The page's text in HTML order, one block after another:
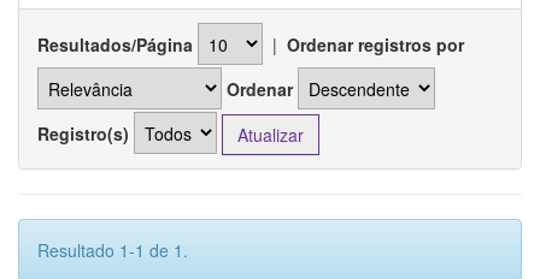
Resultados/Página | Ordenar registros por
Ordenar
Registro(s)
Resultado 1-1 de 1.